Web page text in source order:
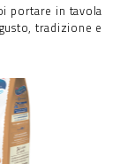
portare in tavola
tradizione e